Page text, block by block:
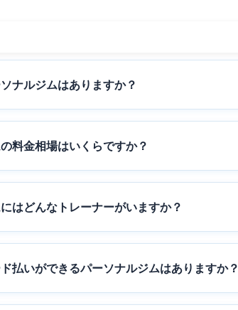
ナルジムはありますか？
料金相場はいくらですか？
はどんなトレーナーがいますか？
払いができるパーソナルジムはありますか？